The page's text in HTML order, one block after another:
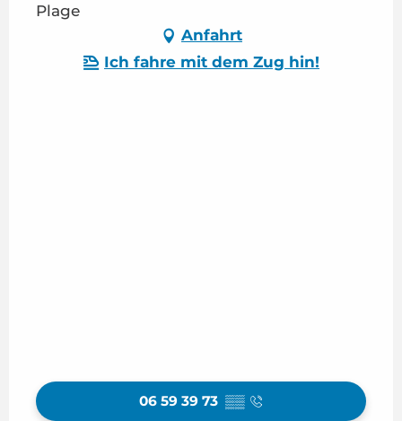
Plage
Anfahrt
Ich fahre mit dem Zug hin!
06 59 39 73 ▒▒